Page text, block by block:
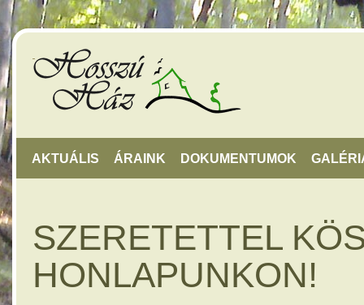
AKTUÁLIS ÁRAINK DOKUMENTUMOK
SZERETETTEL
HONLAPUNKON!